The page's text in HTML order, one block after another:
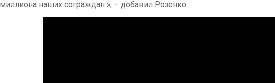
наших сограждан », – добавил Розенко.